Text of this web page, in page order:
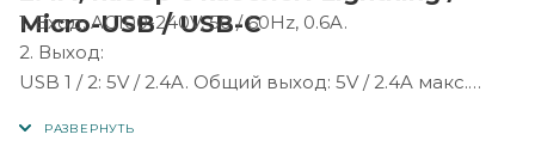
Micro-USB / USB-C
1. Вход: AC100-240V, 50 / 60Hz, 0.6A.
2. Выход:
USB 1 / 2: 5V / 2.4A. Общий выход: 5V / 2.4A макс.